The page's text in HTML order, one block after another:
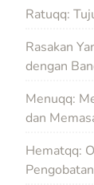
Ratuqq:
Rasakan
dengan
Menuqq:
dan
Hematqq: